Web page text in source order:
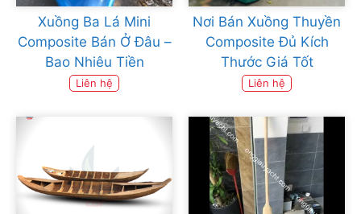
Xuồng Ba Lá Mini
Composite Bán Ở Đâu –
Bao Nhiêu Tiền
Liên hệ
Nơi Bán Xuồng Thuyền
Composite Đủ Kích
Thước Giá Tốt
Liên hệ